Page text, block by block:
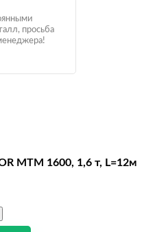
просьба
МТМ 1600, 1,6 т, L=12м